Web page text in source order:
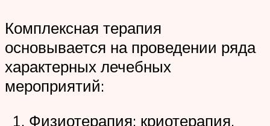
Комплексная терапия
основывается на проведении ряда
характерных лечебных
мероприятий:
Физиотерапия: криотерапия,